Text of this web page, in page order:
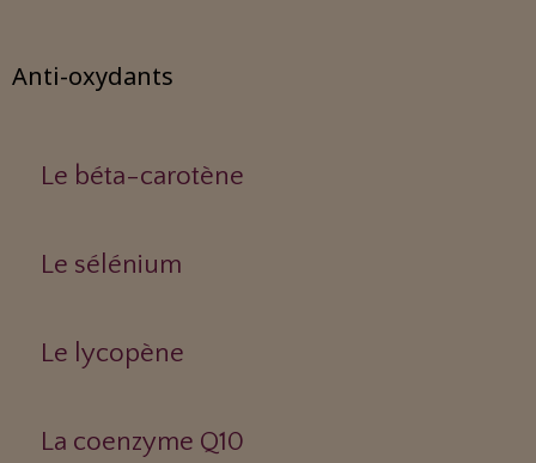
Anti-oxydants
Le béta-carotène
Le sélénium
Le lycopène
La coenzyme Q10